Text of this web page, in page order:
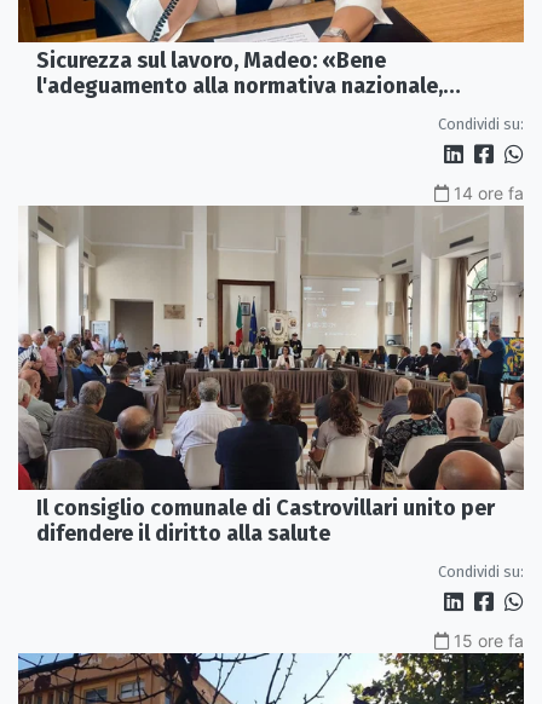
Sicurezza sul lavoro, Madeo: «Bene
l'adeguamento alla normativa nazionale,
Condividi su:
14 ore fa
Il consiglio comunale di Castrovillari unito per
difendere il diritto alla salute
Condividi su:
15 ore fa